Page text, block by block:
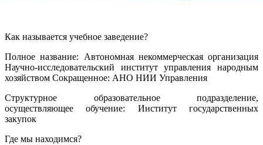
Как называется учебное заведение?
Полное название: Автономная некоммерческая организация
Научно-исследовательский институт управления народным
хозяйством Сокращенное: АНО НИИ Управления
Структурное образовательное подразделение,
осуществляющее обучение: Институт государственных
закупок
Где мы находимся?